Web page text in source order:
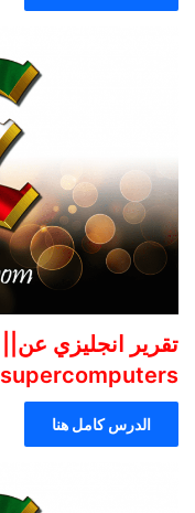
supercomputers|| للصف التاسع || الترم التاني
الدرس كامل هنا